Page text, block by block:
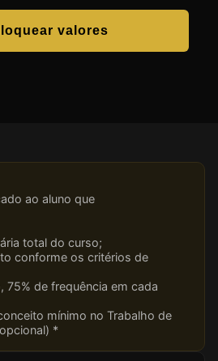
valores
ao aluno que
total do curso;
conforme os critérios de
75% de frequência em cada
mínimo no Trabalho de
*